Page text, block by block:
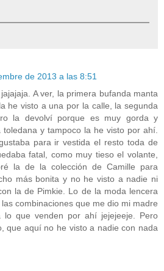
de 2013 a las 8:51
A ver, la primera bufanda manta
he visto a una por la calle, la segunda
la devolví porque es muy gorda y
toledana y tampoco la he visto por ahí.
para ir vestida el resto toda de
fatal, como muy tieso el volante,
la de la colección de Camille para
más bonita y no he visto a nadie ni
la de Pimkie. Lo de la moda lencera
combinaciones que me dio mi madre
lo que venden por ahí jejejeeje. Pero
que aquí no he visto a nadie con nada